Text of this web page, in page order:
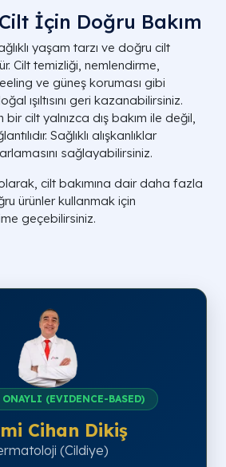
İçin Doğru Bakım
yaşam tarzı ve doğru cilt
Cilt temizliği, nemlendirme,
ve güneş koruması gibi
ışıltısını geri kazanabilirsiniz.
cilt yalnızca dış bakım ile değil,
Sağlıklı alışkanlıklar
sağlayabilirsiniz.
cilt bakımına dair daha fazla
ürünler kullanmak için
geçebilirsiniz.
(EVIDENCE-BASED)
Cihan Dikiş
(Cildiye)